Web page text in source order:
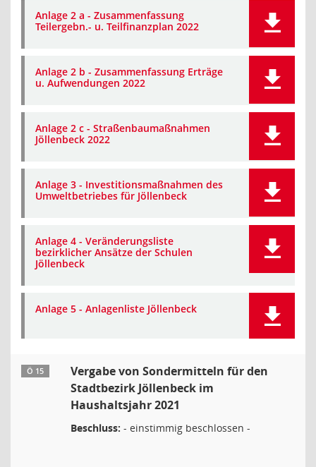
Anlage 2 a - Zusammenfassung
Teilergebn.- u. Teilfinanzplan 2022
Anlage 2 b - Zusammenfassung Erträge
u. Aufwendungen 2022
Anlage 2 c - Straßenbaumaßnahmen
Jöllenbeck 2022
Anlage 3 - Investitionsmaßnahmen des
Umweltbetriebes für Jöllenbeck
Anlage 4 - Veränderungsliste
bezirklicher Ansätze der Schulen
Jöllenbeck
Anlage 5 - Anlagenliste Jöllenbeck
Ö 15
Vergabe von Sondermitteln für den
Stadtbezirk Jöllenbeck im
Haushaltsjahr 2021
Beschluss: - einstimmig beschlossen -